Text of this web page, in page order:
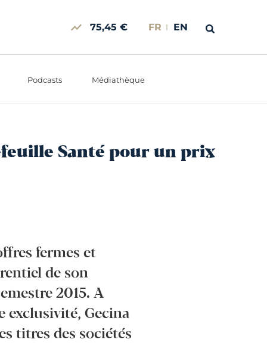
75,45 € FR EN
Podcasts Médiathèque
Santé pour un prix
fermes et
de son
2015. A
exclusivité, Gecina
titres des sociétés